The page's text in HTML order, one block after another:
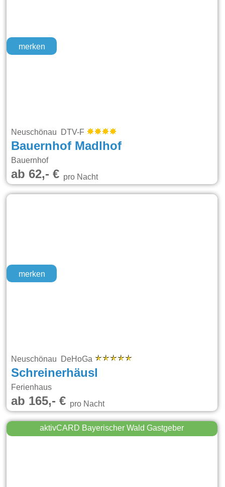
merken
Neuschönau DTV-F
Bauernhof Madlhof
Bauernhof
ab 62,- €pro Nacht
merken
Neuschönau DeHoGa
Schreinerhäusl
Ferienhaus
ab 165,- €pro Nacht
aktivCARD Bayerischer Wald Gastgeber